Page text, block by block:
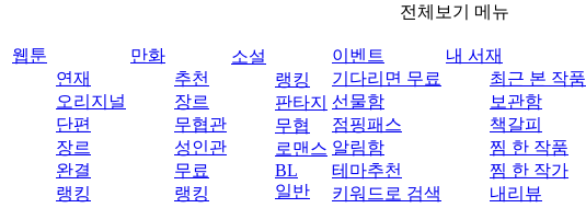
전체보기 메뉴
웹툰
연재
오리지널
단편
장르
완결
랭킹
만화
추천
장르
무협관
성인관
무료
랭킹
소설
랭킹
판타지
무협
로맨스
BL
일반
이벤트
기다리면 무료
선물함
점핑패스
알림함
테마추천
키워드로 검색
내 서재
최근 본 작품
보관함
책갈피
찜 한 작품
찜 한 작가
내리뷰